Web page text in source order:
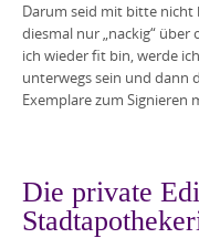
Darum seid mit bitte nicht
diesmal nur „nackig“
ich wieder fit bin, werde
unterwegs sein und dann
Exemplare zum Signieren
Die private